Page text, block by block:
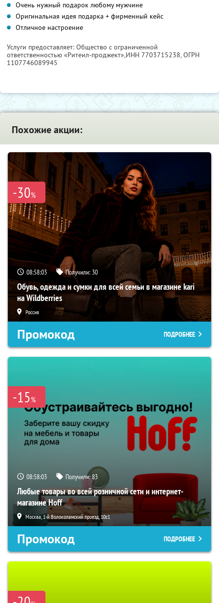
Очень нужный подарок любому мужчине
Оригинальная идея подарка + фирменный кейс
Отличное настроение
Услуги предоставляет: Общество с ограниченной
ответственностью «Ритеил-проджект»,ИНН 7703715238, ОГРН
1107746089945
Похожие акции:
-30%
08:58:02 Получили: 30
Обувь, одежда и сумки для всей семьи в магазине kari
на Wildberries
Россия
Промокод ПОДРОБНЕЕ
-15%
08:58:02 Получили:83
Любые товары во всей розничной сети и интернет-
магазине Hoff
Москва, 1-й Волоколамский проезд, 10с1
Промокод ПОДРОБНЕЕ